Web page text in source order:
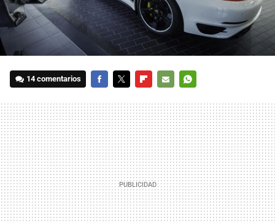
14 comentarios
MAIL